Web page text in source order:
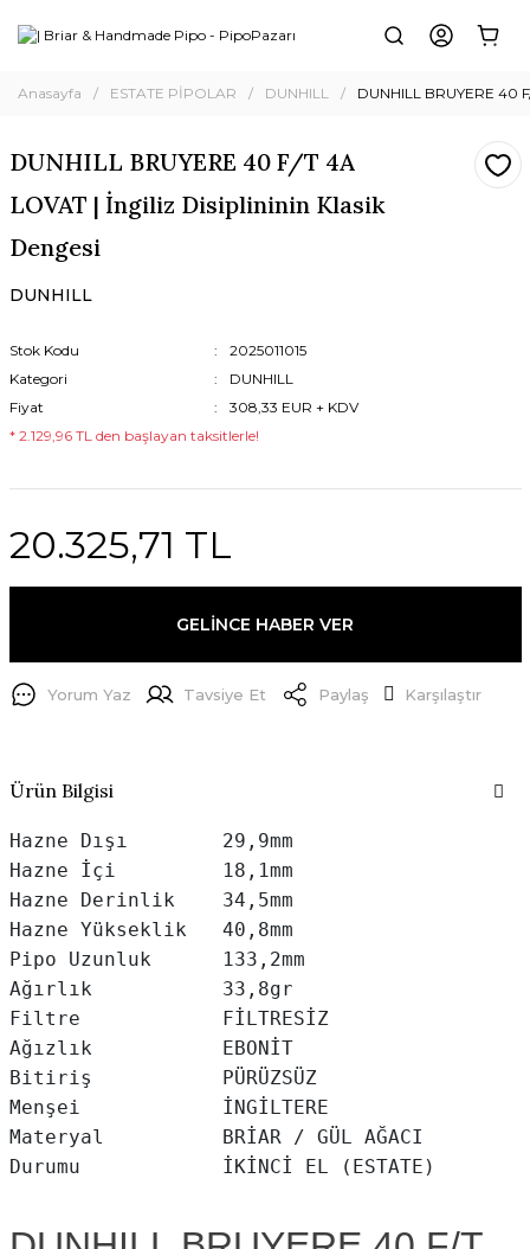
Anasayfa ESTATE PİPOLAR DUNHILL DUNHILL BRUYERE 40
DUNHILL BRUYERE 40 F/T 4A
LOVAT | İngiliz Disiplininin Klasik
Dengesi
DUNHILL
Stok Kodu
2025011015
Kategori
DUNHILL
Fiyat
308,33 EUR + KDV
* 2.129,96 TL den başlayan taksitlerle!
20.325,71 TL
GELİNCE HABER VER
Yorum Yaz Tavsiye Et Paylaş Karşılaştır
Ürün Bilgisi
Hazne Dışı        29,9mm
Hazne İçi         18,1mm
Hazne Derinlik    34,5mm
Hazne Yükseklik   40,8mm
Pipo Uzunluk      133,2mm
Ağırlık           33,8gr
Filtre            FİLTRESİZ
Ağızlık           EBONİT
Bitiriş           PÜRÜZSÜZ
Menşei            İNGİLTERE
Materyal          BRİAR / GÜL AĞACI
Durumu            İKİNCİ EL (ESTATE)